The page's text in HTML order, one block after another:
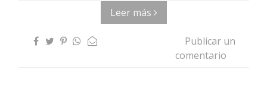
Leer más
Publicar un
comentario